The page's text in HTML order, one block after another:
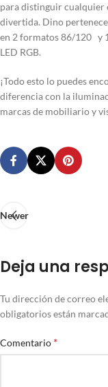
para distinguir cualquier
divertida. Dino
en 2 formatos 86/120 y
LED RGB.
¡Todo esto lo puedes
diferencia con la
marcas de mobiliario y
Newer
Deja una
Tu dirección de correo
obligatorios están
Comentario *